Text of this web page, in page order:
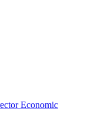
Economic